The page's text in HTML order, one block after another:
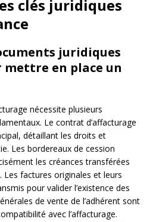
clés juridiques
juridiques
mettre en place un
nécessite plusieurs
Le contrat d’affacturage
détaillant les droits et
Les bordereaux de cession
les créances transférées
Les factures originales et leurs
pour valider l’existence des
de vente de l’adhérent sont
avec l’affacturage.